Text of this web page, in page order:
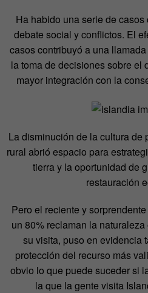
Ha habido una serie de
debate social y conflictos. El
casos contribuyó a una
la toma de decisiones sobre el
mayor integración con la
La disminución de la cultura de
rural abrió espacio para
tierra y la oportunidad de
restauración
Pero el reciente y
un 80% reclaman la
su visita, puso en evidencia
protección del recurso más
obvio lo que puede suceder si
la que la gente visita